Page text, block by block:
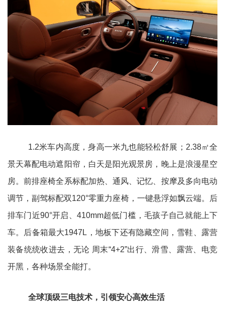
1.2米车内高度，身高一米九也能轻松舒展；2.38㎡全
景天幕配电动遮阳帘，白天是阳光观景房，晚上是浪漫星空
房。前排座椅全系标配加热、通风、记忆、按摩及多向电动
调节，副驾标配双120°零重力座椅，一键悬浮如飘云端。后
排车门近90°开启、410mm超低门槛，毛孩子自己就能上下
车。后备箱最大1947L，地板下还有隐藏空间，雪鞋、露营
装备统统收进去，无论 周末“4+2”出行、滑雪、露营、电竞
开黑，各种场景全能打。
全球顶级三电技术，引领安心高效生活